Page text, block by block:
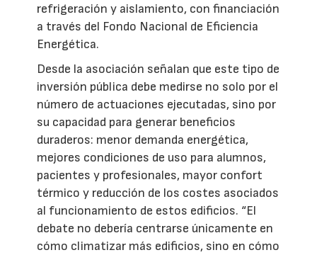
refrigeración y aislamiento, con financiación
a través del Fondo Nacional de Eficiencia
Energética.
Desde la asociación señalan que este tipo de
inversión pública debe medirse no solo por el
número de actuaciones ejecutadas, sino por
su capacidad para generar beneficios
duraderos: menor demanda energética,
mejores condiciones de uso para alumnos,
pacientes y profesionales, mayor confort
térmico y reducción de los costes asociados
al funcionamiento de estos edificios. “El
debate no debería centrarse únicamente en
cómo climatizar más edificios, sino en cómo